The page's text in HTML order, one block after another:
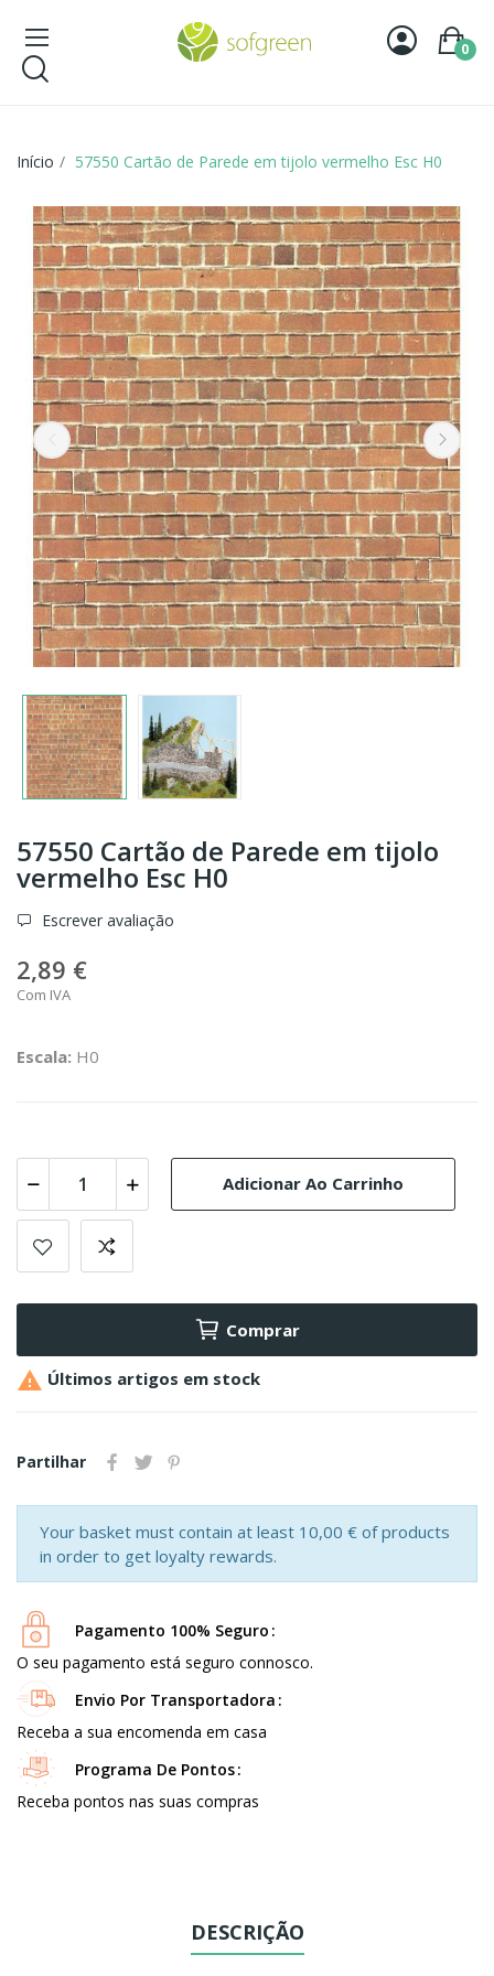
0
Início 57550 Cartão de Parede em tijolo vermelho Esc H0
57550 Cartão de Parede em tijolo
vermelho Esc H0
Escrever avaliação
2,89 €
Com IVA
Escala: H0
Adicionar Ao Carrinho
Comprar
 Últimos artigos em stock
Partilhar
Your basket must contain at least 10,00 € of products
in order to get loyalty rewards.
Pagamento 100% Seguro
O seu pagamento está seguro connosco.
Envio Por Transportadora
Receba a sua encomenda em casa
Programa De Pontos
Receba pontos nas suas compras
DESCRIÇÃO